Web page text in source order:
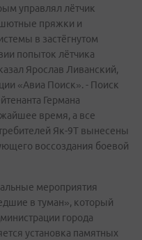
управлял лётчик
пряжки и
в застёгнутом
попыток лётчика
Ярослав Ливанский,
«Авиа Поиск». - Поиск
Германа
время, а все
Як-9Т вынесены
воссоздания боевой
мероприятия
в туман», который
города
установка памятных